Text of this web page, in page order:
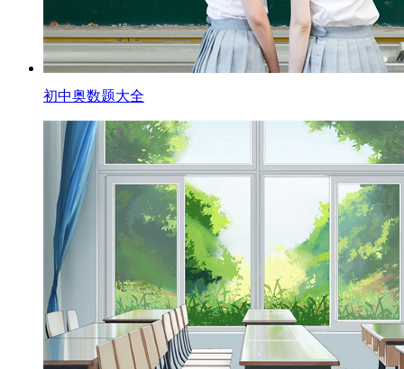
初中奥数题大全